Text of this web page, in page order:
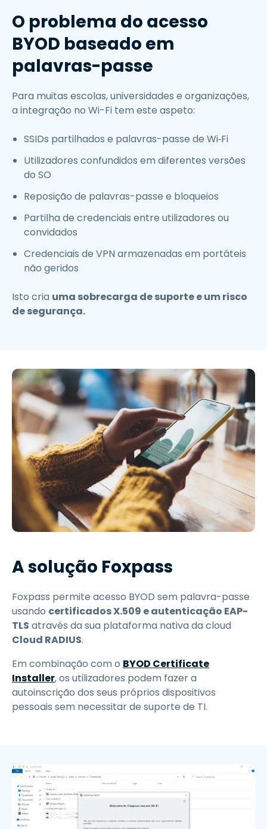
O problema do acesso
BYOD baseado em
palavras-passe
Para muitas escolas, universidades e organizações,
a integração no Wi-Fi tem este aspeto:
SSIDs partilhados e palavras-passe de Wi‑Fi
Utilizadores confundidos em diferentes versões
do SO
Reposição de palavras-passe e bloqueios
Partilha de credenciais entre utilizadores ou
convidados
Credenciais de VPN armazenadas em portáteis
não geridos
Isto cria uma sobrecarga de suporte e um risco
de segurança.
A solução Foxpass
Foxpass permite acesso BYOD sem palavra-passe
usando certificados X.509 e autenticação EAP-
TLS através da sua plataforma nativa da cloud
Cloud RADIUS.
Em combinação com o BYOD Certificate
Installer, os utilizadores podem fazer a
autoinscrição dos seus próprios dispositivos
pessoais sem necessitar de suporte de TI.